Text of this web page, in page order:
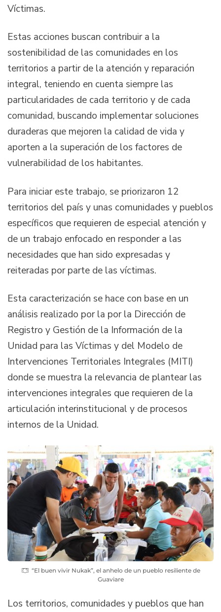
Víctimas.
Estas acciones buscan contribuir a la
sostenibilidad de las comunidades en los
territorios a partir de la atención y reparación
integral, teniendo en cuenta siempre las
particularidades de cada territorio y de cada
comunidad, buscando implementar soluciones
duraderas que mejoren la calidad de vida y
aporten a la superación de los factores de
vulnerabilidad de los habitantes.
Para iniciar este trabajo, se priorizaron 12
territorios del país y unas comunidades y pueblos
específicos que requieren de especial atención y
de un trabajo enfocado en responder a las
necesidades que han sido expresadas y
reiteradas por parte de las víctimas.
Esta caracterización se hace con base en un
análisis realizado por la por la Dirección de
Registro y Gestión de la Información de la
Unidad para las Víctimas y del Modelo de
Intervenciones Territoriales Integrales (MITI)
donde se muestra la relevancia de plantear las
intervenciones integrales que requieren de la
articulación interinstitucional y de procesos
internos de la Unidad.
“El buen vivir Nukak”, el anhelo de un pueblo resiliente de
Guaviare
Los territorios, comunidades y pueblos que han